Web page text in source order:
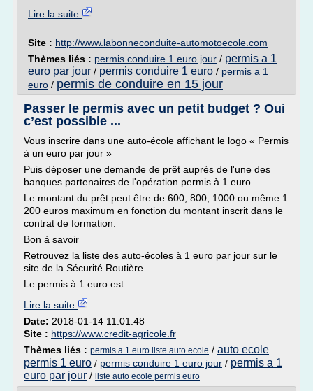
Lire la suite
Site : http://www.labonneconduite-automotoecole.com
Thèmes liés : permis conduire 1 euro jour / permis a 1
euro par jour / permis conduire 1 euro / permis a 1
euro / permis de conduire en 15 jour
Passer le permis avec un petit budget ? Oui
c’est possible ...
Vous inscrire dans une auto-école affichant le logo « Permis
à un euro par jour »
Puis déposer une demande de prêt auprès de l'une des
banques partenaires de l'opération permis à 1 euro.
Le montant du prêt peut être de 600, 800, 1000 ou même 1
200 euros maximum en fonction du montant inscrit dans le
contrat de formation.
Bon à savoir
Retrouvez la liste des auto-écoles à 1 euro par jour sur le
site de la Sécurité Routière.
Le permis à 1 euro est...
Lire la suite
Date: 2018-01-14 11:01:48
Site : https://www.credit-agricole.fr
Thèmes liés : permis a 1 euro liste auto ecole / auto ecole
permis 1 euro / permis conduire 1 euro jour / permis a 1
euro par jour / liste auto ecole permis euro